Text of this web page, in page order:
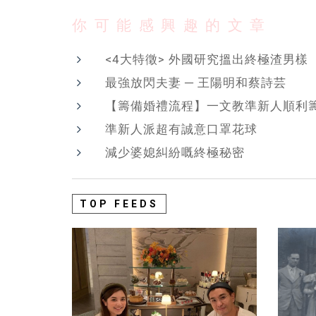
你可能感興趣的文章
<4大特徵> 外國研究搵出終極渣男樣
最強放閃夫妻 ─ 王陽明和蔡詩芸
【籌備婚禮流程】一文教準新人順利
準新人派超有誠意口罩花球
減少婆媳糾紛嘅終極秘密
TOP FEEDS